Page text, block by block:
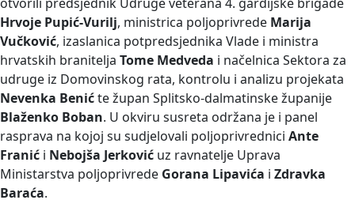
Hrvoje Pupić-Vurilj, ministrica poljoprivrede Marija
Vučković, izaslanica potpredsjednika Vlade i ministra
hrvatskih branitelja Tome Medveda i načelnica Sektora za
udruge iz Domovinskog rata, kontrolu i analizu projekata
Nevenka Benićte župan Splitsko-dalmatinske županije
Blaženko Boban. U okviru susreta održana je i panel
rasprava na kojoj su sudjelovali poljoprivrednici Ante
Franić i Nebojša Jerković uz ravnatelje Uprava
Ministarstva poljoprivrede Gorana Lipavića i Zdravka
Baraća.